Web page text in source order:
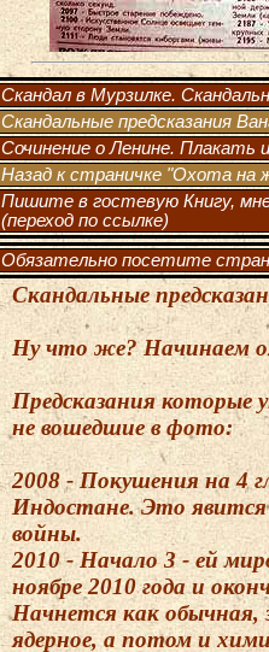
Скандал в Мурзилке.
Скандальные предсказания
Сочинение о Ленине. Плакать
Назад к страничке "Охота на
Пишите в гостевую Книгу,
(переход по ссылке)
Обязательно посетите
Скандальные
Ну что же? Начинаем
Предсказания
не вошедшие в фото:
2008 - Покушения на 4
Индостане. Это явится
войны.
2010 - Начало 3 - ей
ноябре 2010 года и
Начнется как обычная,
ядерное, а потом и